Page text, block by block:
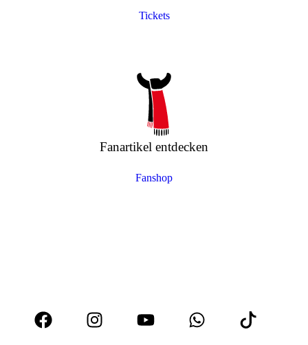
Tickets
Fanartikel entdecken
Fanshop